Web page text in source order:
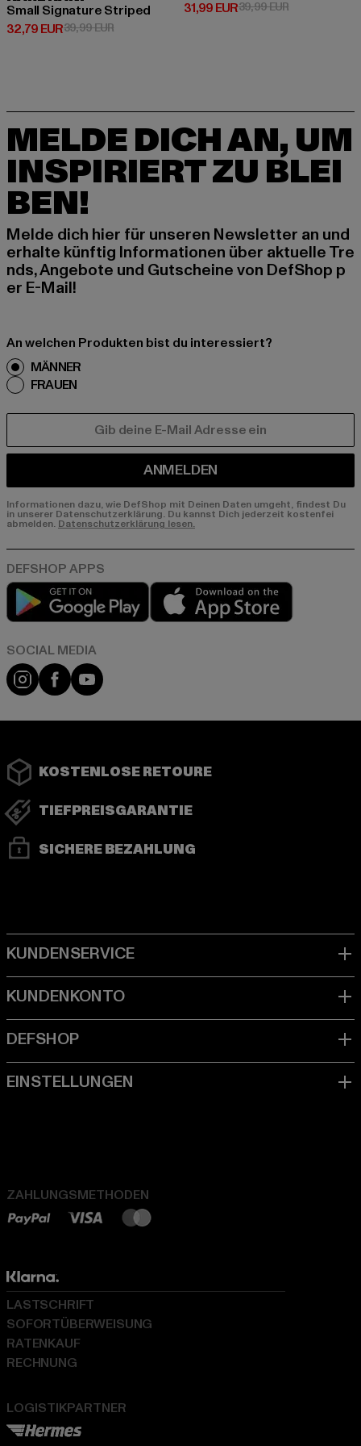
Small Signature Striped
32,79 EUR
Derzeitiger Preis: 32,79 EUR
39,99 EURAktionspreis: 39,99 EUR
31,99 EUR
Derzeitiger Preis: 31,99 EUR
39,99 EURAktionspreis:
MELDE DICH AN, UM
INSPIRIERT ZU BLEI
BEN!
Melde dich hier für unseren Newsletter an und
erhalte künftig Informationen über aktuelle Tre
nds, Angebote und Gutscheine von DefShop p
er E-Mail!
An welchen Produkten bist du interessiert?
MÄNNER
FRAUEN
ANMELDEN
Informationen dazu, wie DefShop mit Deinen Daten umgeht, findest Du
in unserer Datenschutzerklärung. Du kannst Dich jederzeit kostenfei
abmelden. Datenschutzerklärung lesen.
Play market
Instagram
FacebookYouTube
KOSTENLOSE RETOURE
TIEFPREISGARANTIE
SICHERE BEZAHLUNG
ZAHLUNGSMETHODEN
LOGISTIKPARTNER
LASTSCHRIFT
SOFORTÜBERWEISUNG
RATENKAUF
RECHNUNG